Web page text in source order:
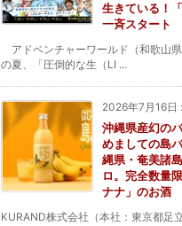
生きている！
一斉スタート
アドベンチャーワールド（和歌山
の夏、「圧倒的な生（LI ...
2026年7月16日 :
沖縄県産幻の
めましての島
縄県・奄美諸
ロ。完全数量
ナナ」のお酒
KURAND株式会社（本社：東京都足